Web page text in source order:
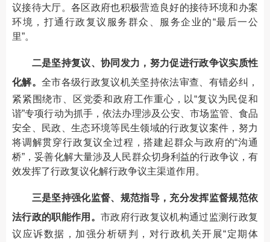
议接待大厅。各区政府也积极营造良好的接待环境和办案
环境，打通行政复议服务群众、服务企业的“最后一公
里”。
二是坚持复议、协同发力，努力促进行政争议实质性
化解。 全市各级行政复议机关坚持依法审查、有错必纠，
紧紧围绕市、区党委和政府工作重心，以“复议为民促和
谐”专项行动为抓手，依法办理涉及公安、市场监管、食品
安全、民政、生态环境等民生领域的行政复议案件，努力
将调解贯穿行政复议全过程，搭建起群众与政府的“沟通
桥”，妥善化解大量涉及人民群众切身利益的行政争议，有
效发挥了行政复议化解行政争议主渠道作用。
三是坚持强化监督、规范指导，充分发挥监督规范依
法行政的职能作用。 市政府行政复议机构通过监测行政复
议应诉数据，加强分析研判，对行政机关开展“定期体